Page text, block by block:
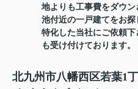
地よりも工事費をダウ
池付近の一戸建てをお
特化した当社にご依頼下
も受け付けております。
北九州市八幡西区若葉1